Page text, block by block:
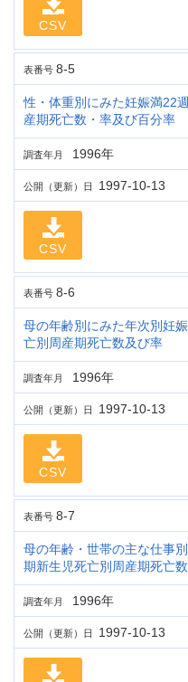
CSV
表番号 8-5
性・体重別にみた妊娠満22
産期死亡数・率及び百分率
調査年月 1996年
公開（更新）日 1997-10-13
CSV
表番号 8-6
母の年齢別にみた年次別妊
亡別周産期死亡数及び率
調査年月 1996年
公開（更新）日 1997-10-13
CSV
表番号 8-7
母の年齢・世帯の主な仕事
期新生児死亡別周産期死亡数
調査年月 1996年
公開（更新）日 1997-10-13